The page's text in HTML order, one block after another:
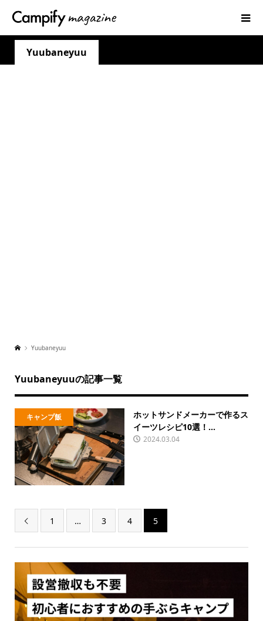
Yuubaneyuu
Yuubaneyuu
Yuubaneyuuの記事一覧
キャンプ飯
ホットサンドメーカーで作るス
イーツレシピ10選！...
2024.03.04
 1 … 3 4 5